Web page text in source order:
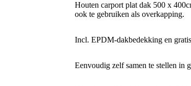
Houten carport plat dak 500 x
ook te gebruiken als overkapping.
Incl. EPDM-dakbedekking en
Eenvoudig zelf samen te stellen in